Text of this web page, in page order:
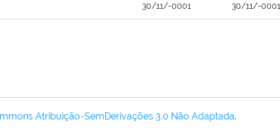
30/11/-0001 30/11/-0001
Atribuição-SemDerivações 3.0 Não Adaptada.